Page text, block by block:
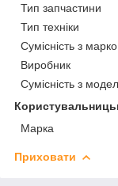
Тип запчастини
Тип техніки
Сумісність з
Виробник
Сумісність з
Марка
Приховати